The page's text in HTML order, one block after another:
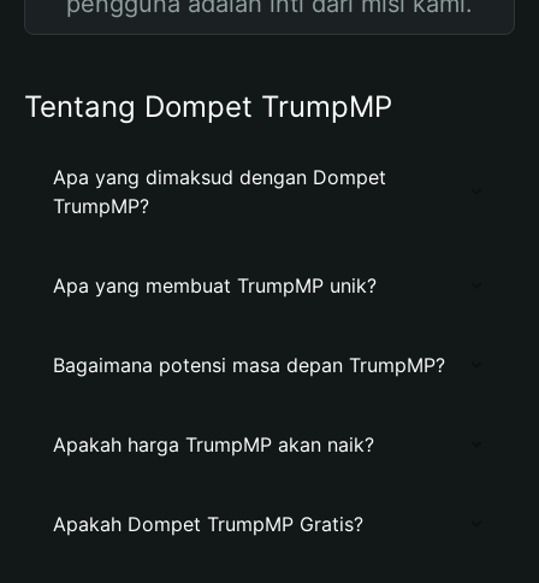
Tentang Dompet TrumpMP
Apa yang dimaksud dengan Dompet
TrumpMP?
Apa yang membuat TrumpMP unik?
Bagaimana potensi masa depan TrumpMP?
Apakah harga TrumpMP akan naik?
Apakah Dompet TrumpMP Gratis?